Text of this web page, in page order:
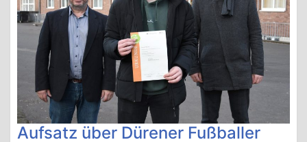
Aufsatz über Dürener Fußballer